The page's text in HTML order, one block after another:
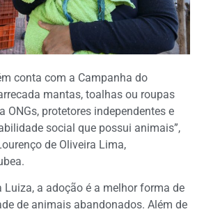
conta com a Campanha do
mantas, toalhas ou roupas
ONGs, protetores independentes e
social que possui animais”,
de Oliveira Lima,
Luiza, a adoção é a melhor forma de
de animais abandonados. Além de